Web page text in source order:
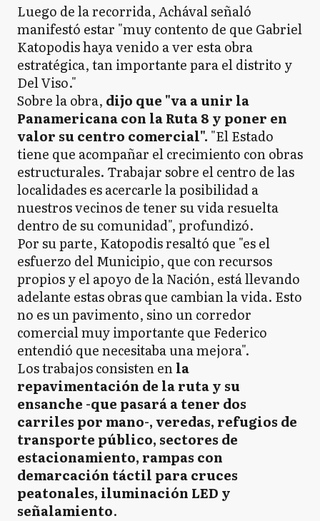
Luego de la recorrida, Achával señaló
manifestó estar "muy contento de que Gabriel
Katopodis haya venido a ver esta obra
estratégica, tan importante para el distrito y
Del Viso."
Sobre la obra, dijo que "va a unir la
Panamericana con la Ruta 8 y poner en
valor su centro comercial". "El Estado
tiene que acompañar el crecimiento con obras
estructurales. Trabajar sobre el centro de las
localidades es acercarle la posibilidad a
nuestros vecinos de tener su vida resuelta
dentro de su comunidad", profundizó.
Por su parte, Katopodis resaltó que "es el
esfuerzo del Municipio, que con recursos
propios y el apoyo de la Nación, está llevando
adelante estas obras que cambian la vida. Esto
no es un pavimento, sino un corredor
comercial muy importante que Federico
entendió que necesitaba una mejora".
Los trabajos consisten enla
repavimentación de la ruta y su
ensanche -que pasará a tener dos
carriles por mano-, veredas, refugios de
transporte público, sectores de
estacionamiento, rampas con
demarcación táctil para cruces
peatonales, iluminación LED y
señalamiento.